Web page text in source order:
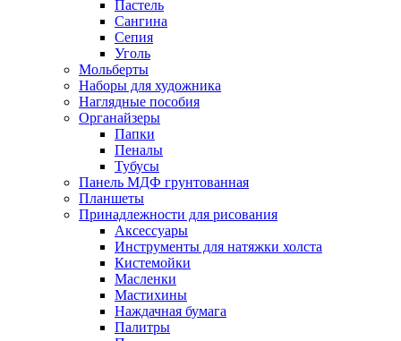
Пастель
Сангина
Сепия
Уголь
Мольберты
Наборы для художника
Наглядные пособия
Органайзеры
Папки
Пеналы
Тубусы
Панель МДФ грунтованная
Планшеты
Принадлежности для рисования
Аксессуары
Инструменты для натяжки холста
Кистемойки
Масленки
Мастихины
Наждачная бумага
Палитры